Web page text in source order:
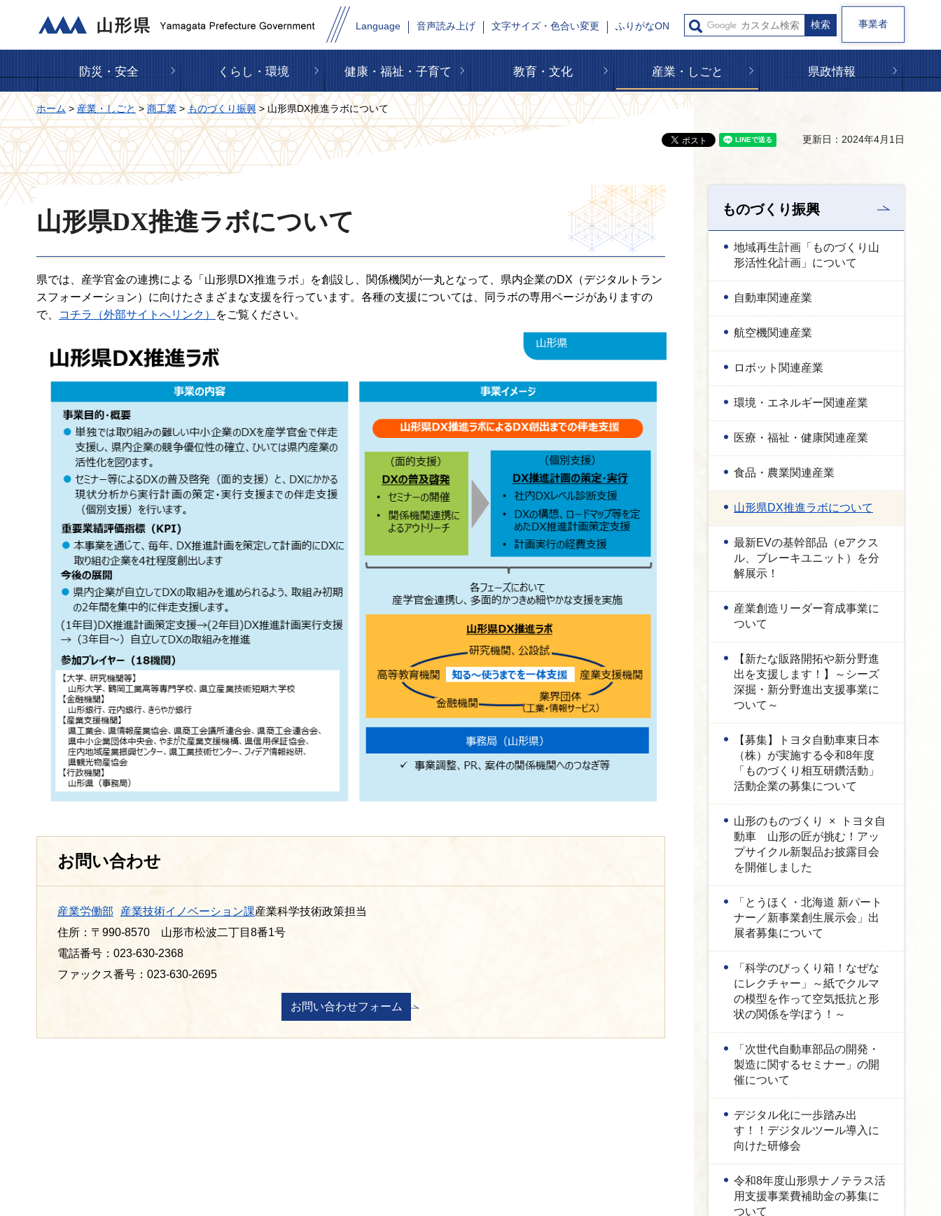
山形県 Language 音声読み上げ 文字サイズ・色合い変更 ふりがなON 事業者
防災・安全 くらし・環境 健康・福祉・子育て 教育・文化 産業・しごと 県政情報
ホーム>産業・しごと >商工業 >ものづくり振興 > 山形県DX推進ラボについて
更新日：2024年4月1日
山形県DX推進ラボについて
県では、産学官金の連携による「山形県DX推進ラボ」を創設し、関係機関が一丸となって、県内企業のDX（デジタルトラン
スフォーメーション）に向けたさまざまな支援を行っています。各種の支援については、同ラボの専用ページがありますの
で、
コチラ（外部サイトへリンク） をご覧ください。
お問い合わせ
産業労働部 産業技術イノベーション課産業科学技術政策担当
住所：〒990-8570 山形市松波二丁目8番1号
電話番号：023-630-2368
ファックス番号：023-630-2695
ものづくり振興
地域再生計画「ものづくり山
形活性化計画」について
自動車関連産業
航空機関連産業
ロボット関連産業
環境・エネルギー関連産業
医療・福祉・健康関連産業
食品・農業関連産業
山形県DX推進ラボについて
最新EVの基幹部品（eアクス
ル、ブレーキユニット）を分
解展示！
産業創造リーダー育成事業に
ついて
【新たな販路開拓や新分野進
出を支援します！】～シーズ
深掘・新分野進出支援事業に
ついて～
【募集】トヨタ自動車東日本
（株）が実施する令和8年度
「ものづくり相互研鑽活動」
活動企業の募集について
山形のものづくり × トヨタ自
動車 山形の匠が挑む！アッ
プサイクル新製品お披露目会
を開催しました
「とうほく・北海道 新パート
ナー／新事業創生展示会」出
展者募集について
「科学のびっくり箱！なぜな
にレクチャー」～紙でクルマ
の模型を作って空気抵抗と形
状の関係を学ぼう！～
「次世代自動車部品の開発・
製造に関するセミナー」の開
催について
デジタル化に一歩踏み出
す！！デジタルツール導入に
向けた研修会
令和8年度山形県ナノテラス活
用支援事業費補助金の募集に
ついて